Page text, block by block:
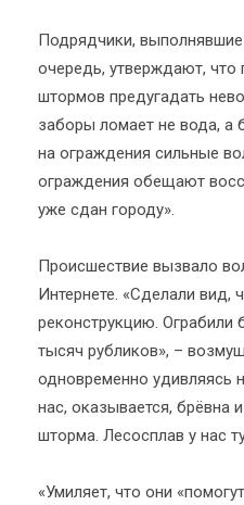
Подрядчики,
очередь, утверждают,
штормов предугадать
заборы ломает не вода, а
на ограждения сильные
ограждения обещают
уже сдан городу».
Происшествие вызвало
Интернете. «Сделали вид,
реконструкцию. Ограбили
тысяч рубликов», –
одновременно удивляясь
нас, оказывается, брёвна
шторма. Лесосплав у нас
«Умиляет, что они